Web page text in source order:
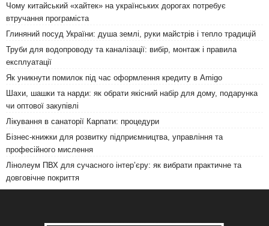
Чому китайський «хайтек» на українських дорогах потребує
втручання програміста
Глиняний посуд України: душа землі, руки майстрів і тепло традицій
Труби для водопроводу та каналізації: вибір, монтаж і правила
експлуатації
Як уникнути помилок під час оформлення кредиту в Amigo
Шахи, шашки та нарди: як обрати якісний набір для дому, подарунка
чи оптової закупівлі
Лікування в санаторії Карпати: процедури
Бізнес-книжки для розвитку підприємництва, управління та
професійного мислення
Лінолеум ПВХ для сучасного інтер’єру: як вибрати практичне та
довговічне покриття